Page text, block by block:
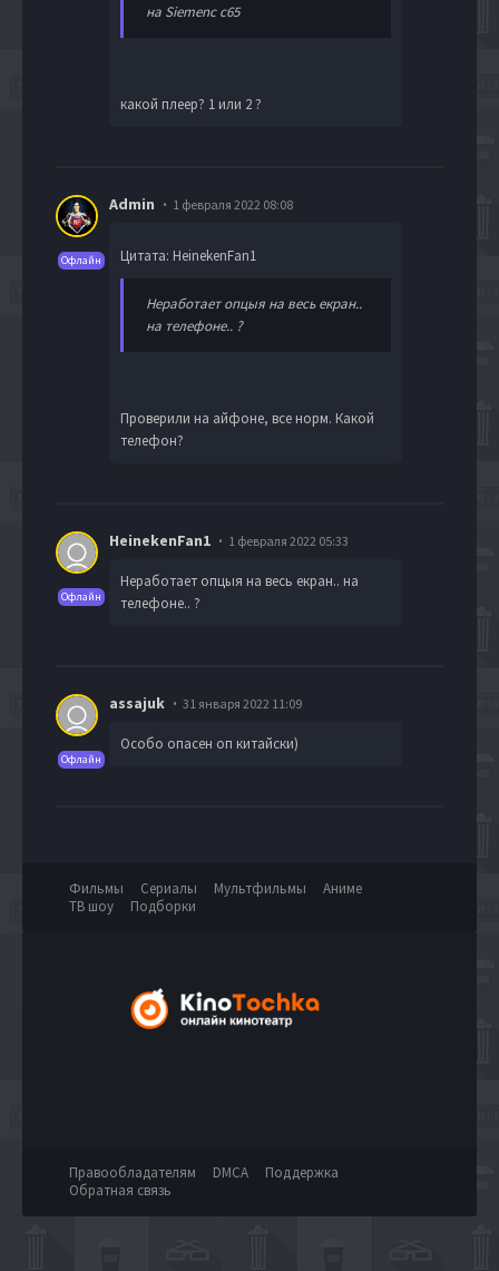
на Siemenc c65
какой плеер? 1 или 2 ?
Офлайн
Admin 1 февраля 2022 08:08
Цитата: HeinekenFan1
Неработает опцыя на весь екран..
на телефоне.. ?
Проверили на айфоне, все норм. Какой
телефон?
Офлайн
HeinekenFan1 1 февраля 2022 05:33
Неработает опцыя на весь екран.. на
телефоне.. ?
Офлайн
assajuk 31 января 2022 11:09
Особо опасен оп китайски)
Фильмы Сериалы Мультфильмы
Аниме
ТВ шоу
Подборки
Правообладателям DMCA
Поддержка
Обратная связь